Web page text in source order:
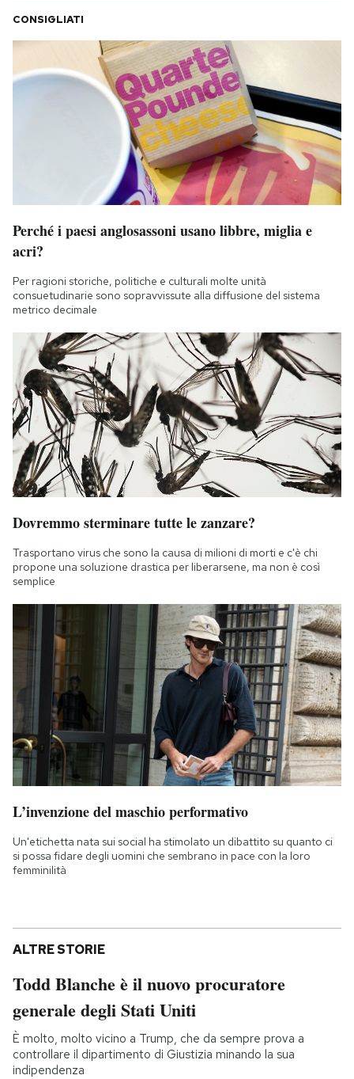
CONSIGLIATI
Perché i paesi anglosassoni usano libbre, miglia e
acri?
Per ragioni storiche, politiche e culturali molte unità
consuetudinarie sono sopravvissute alla diffusione del sistema
metrico decimale
Dovremmo sterminare tutte le zanzare?
Trasportano virus che sono la causa di milioni di morti e c'è chi
propone una soluzione drastica per liberarsene, ma non è così
semplice
L’invenzione del maschio performativo
Un'etichetta nata sui social ha stimolato un dibattito su quanto ci
si possa fidare degli uomini che sembrano in pace con la loro
femminilità
ALTRE STORIE
Todd Blanche è il nuovo procuratore
generale degli Stati Uniti
È molto, molto vicino a Trump, che da sempre prova a
controllare il dipartimento di Giustizia minando la sua
indipendenza